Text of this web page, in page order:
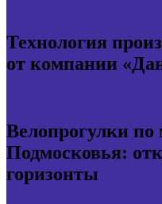
Технология
от компании
Велопрогулки
Подмосковья:
горизонты